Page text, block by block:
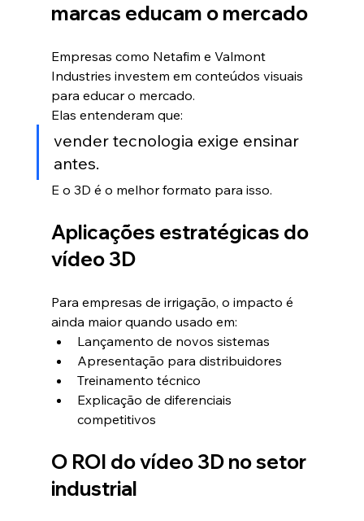
marcas educam o mercado
Empresas como Netafim e Valmont
Industries investem em conteúdos visuais
para educar o mercado.
Elas entenderam que:
vender tecnologia exige ensinar
antes.
E o 3D é o melhor formato para isso.
Aplicações estratégicas do
vídeo 3D
Para empresas de irrigação, o impacto é
ainda maior quando usado em:
Lançamento de novos sistemas
Apresentação para distribuidores
Treinamento técnico
Explicação de diferenciais
competitivos
O ROI do vídeo 3D no setor
industrial